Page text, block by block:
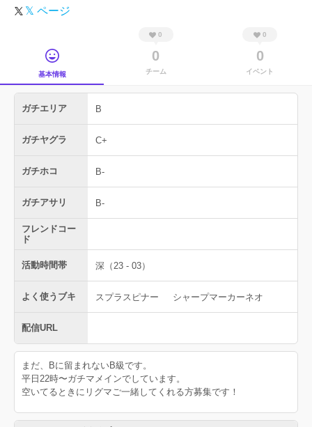
𝕏 ページ
基本情報
0
0
チーム
0
0
イベント
ガチエリア B
ガチヤグラ C+
ガチホコ B-
ガチアサリ B-
フレンドコー
ド
活動時間帯 深（23 - 03）
よく使うブキ スプラスピナー シャープマーカーネオ
配信URL
まだ、Bに留まれないB級です。
平日22時〜ガチマメインでしています。
空いてるときにリグマご一緒してくれる方募集です！